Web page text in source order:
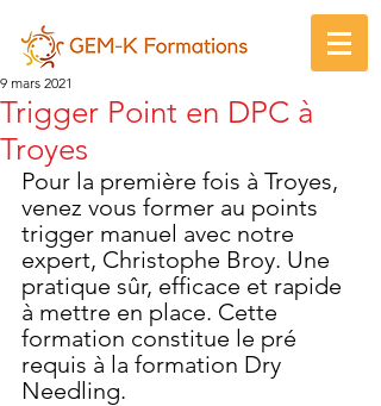
Trigger Point en DPC à
Troyes
9 mars 2021
Pour la première fois à Troyes,
venez vous former au points
trigger manuel avec notre
expert, Christophe Broy. Une
pratique sûr, efficace et rapide
à mettre en place. Cette
formation constitue le pré
requis à la formation Dry
Needling.